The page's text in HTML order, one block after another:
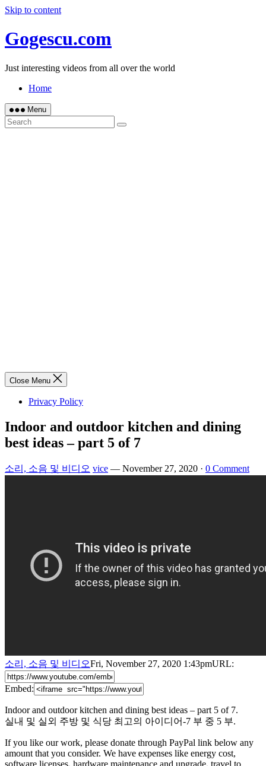
Skip to content
Gogescu.com
Just interesting videos from all over the world
Home
Menu
Close Menu
Privacy Policy
Indoor and outdoor kitchen and dining
best ideas – part 5 of 7
소리, 소음 및 비디오 vice — November 27, 2020 · 0 Comment
소리, 소음 및 비디오Fri, November 27, 2020 1:43pmURL:
Embed:
Indoor and outdoor kitchen and dining best ideas – part 5 of 7.
실내 및 실외 주방 및 식당 최고의 아이디어-7 부 중 5 부.
If you like our work, please donate through PayPal link below any
amount that you consider. We have expenses like energy cost,
software licenses, hardware maintenance and upgrade, travel to